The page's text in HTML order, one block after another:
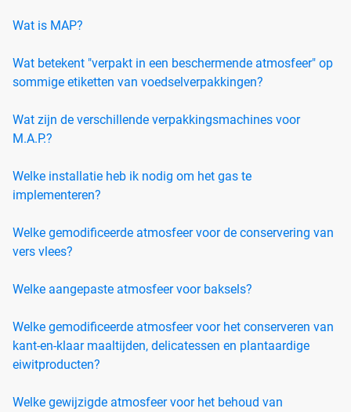
Wat is MAP?
Wat betekent "verpakt in een beschermende atmosfeer" op
sommige etiketten van voedselverpakkingen?
Wat zijn de verschillende verpakkingsmachines voor
M.A.P.?
Welke installatie heb ik nodig om het gas te
implementeren?
Welke gemodificeerde atmosfeer voor de conservering van
vers vlees?
Welke aangepaste atmosfeer voor baksels?
Welke gemodificeerde atmosfeer voor het conserveren van
kant-en-klaar maaltijden, delicatessen en plantaardige
eiwitproducten?
Welke gewijzigde atmosfeer voor het behoud van